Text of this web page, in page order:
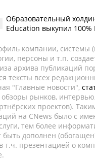
Образовательный
Education выкупил
компании, системы
персоны и т.п.
архива публикаций
тексты всех
"Главные новости",
рынков,
проектов).
на CNews было с
тем более
дополнен
т.ч. презентацией о